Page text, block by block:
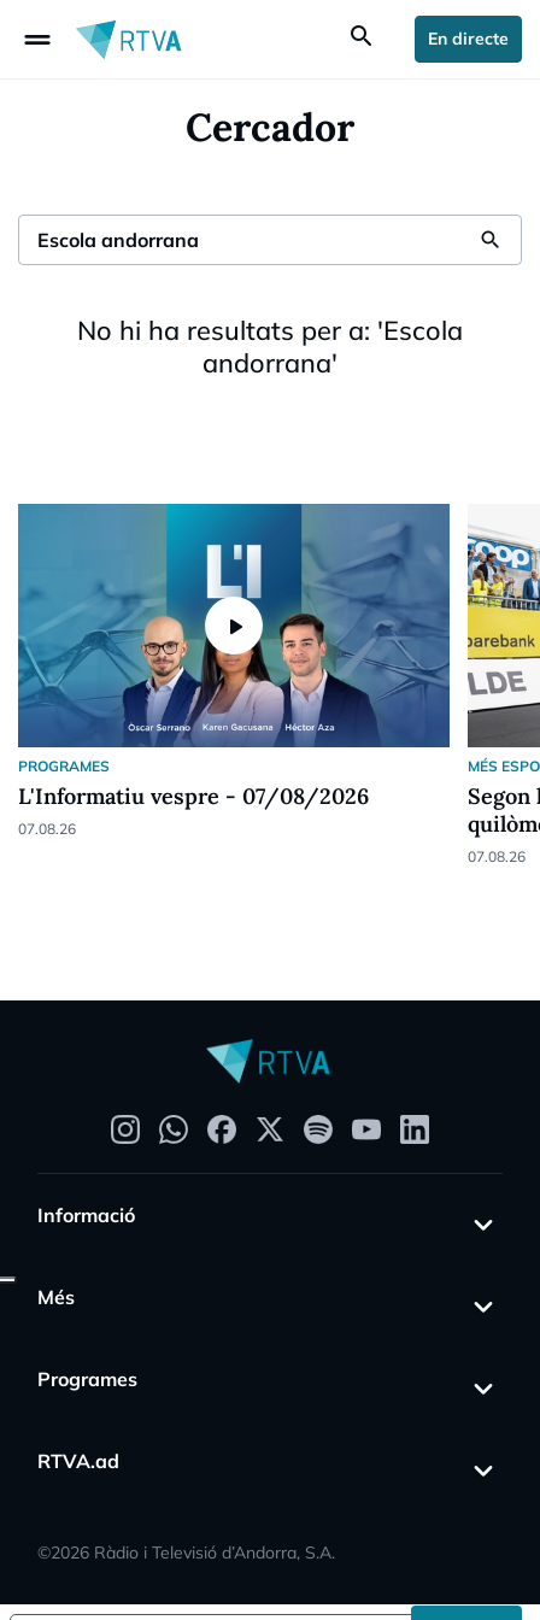
drag_handle search En directe
Cercador
search
No hi ha resultats per a: 'Escola
andorrana'
play_arrow
PROGRAMES
L'Informatiu vespre - 07/08/2026
07.08.26
MÉS
Segon
07.08.26
Informació
Més
Programes
RTVA.ad
©2026 Ràdio i Televisió d’Andorra, S.A.